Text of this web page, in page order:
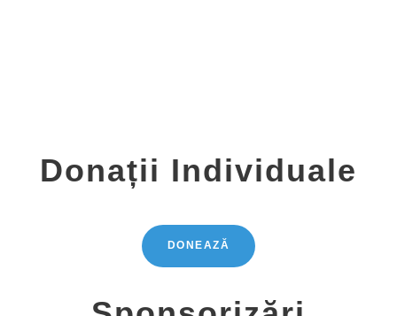
Donații Individuale
DONEAZĂ